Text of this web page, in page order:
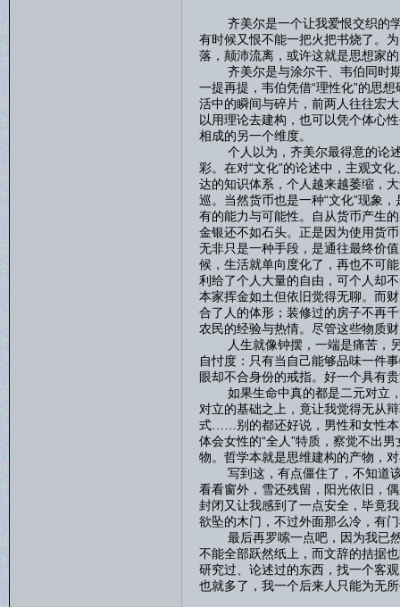
齐美尔是一个让我爱恨交织的学
有时候又恨不能一把火把书烧了。
落，颠沛流离，或许这就是思想家
齐美尔是与涂尔干、韦伯同时期
一提再提，韦伯凭借“理性化”的思
活中的瞬间与碎片，前两人往往宏
以用理论去建构，也可以凭个体心
相成的另一个维度。
个人以为，齐美尔最得意的论述
彩。在对“文化”的论述中，主观文
达的知识体系，个人越来越萎缩，
巡。当然货币也是一种“文化”现象
有的能力与可能性。自从货币产生
金银还不如石头。正是因为使用货
无非只是一种手段，是通往最终价
候，生活就单向度化了，再也不可
利给了个人大量的自由，可个人却
本家挥金如土但依旧觉得无聊。而
合了人的体形；装修过的房子不再
农民的经验与热情。尽管这些物质
人生就像钟摆，一端是痛苦，另
自忖度：只有当自己能够品味一件
眼却不合身份的戒指。好一个具有
如果生命中真的都是二元对立，
对立的基础之上，竟让我觉得无从
式……别的都还好说，男性和女性本
体会女性的“全人”特质，察觉不出
物。哲学本就是思维建构的产物，
写到这，有点僵住了，不知道该
看看窗外，雪还残留，阳光依旧，
封闭又让我感到了一点安全，毕竟
欲坠的木门，不过外面那么冷，有
最后再罗嗦一点吧，因为我已然
不能全部跃然纸上，而文辞的拮据
研究过、论述过的东西，找一个客
也就多了，我一个后来人只能为无